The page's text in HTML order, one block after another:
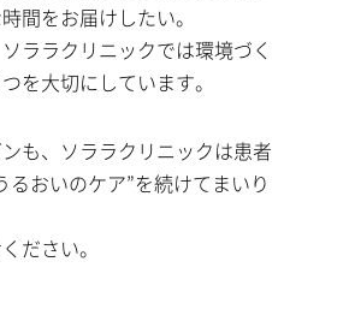
間をお届けしたい。
ララクリニックでは環境づく
を大切にしています。
も、ソララクリニックは患者
おいのケア”を続けてまいり
ださい。